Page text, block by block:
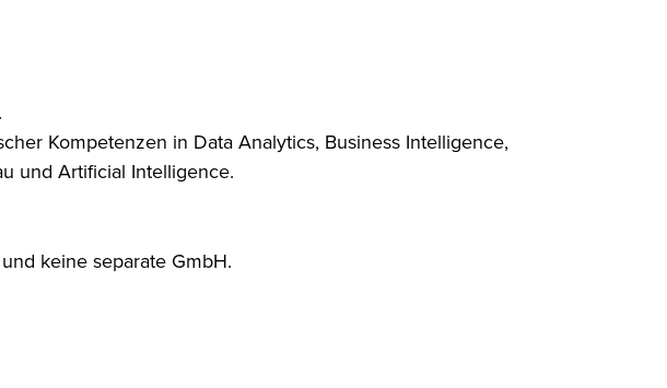
Kompetenzen in Data Analytics, Business Intelligence,
und Artificial Intelligence.
keine separate GmbH.